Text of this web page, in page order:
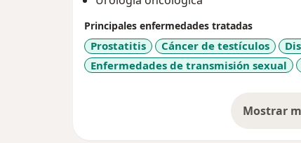
Principales enfermedades tratadas
Prostatitis Cáncer de testículos
Enfermedades de transmisión sexual
Mostrar